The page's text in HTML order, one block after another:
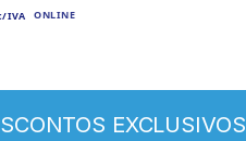
IVA ONLINE
EXCLUSIVOS